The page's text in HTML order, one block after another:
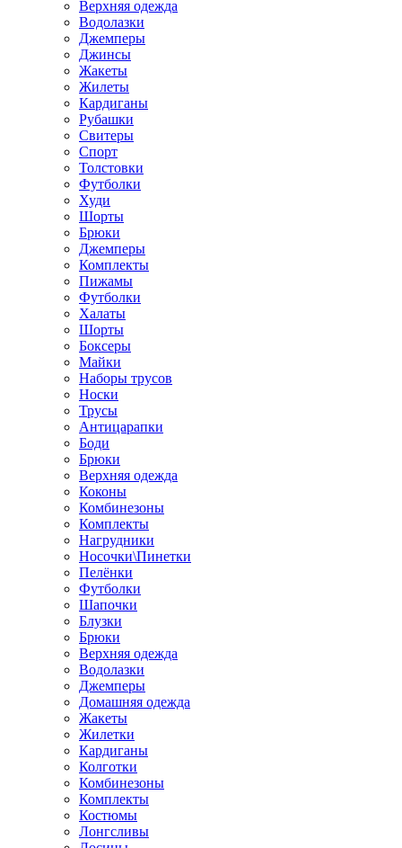
Верхняя одежда
Водолазки
Джемперы
Джинсы
Жакеты
Жилеты
Кардиганы
Рубашки
Свитеры
Спорт
Толстовки
Футболки
Худи
Шорты
Брюки
Джемперы
Комплекты
Пижамы
Футболки
Халаты
Шорты
Боксеры
Майки
Наборы трусов
Носки
Трусы
Антицарапки
Боди
Брюки
Верхняя одежда
Коконы
Комбинезоны
Комплекты
Нагрудники
Носочки\Пинетки
Пелёнки
Футболки
Шапочки
Блузки
Брюки
Верхняя одежда
Водолазки
Джемперы
Домашняя одежда
Жакеты
Жилетки
Кардиганы
Колготки
Комбинезоны
Комплекты
Костюмы
Лонгсливы